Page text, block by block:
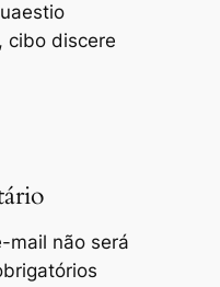
cibo discere
mail não será